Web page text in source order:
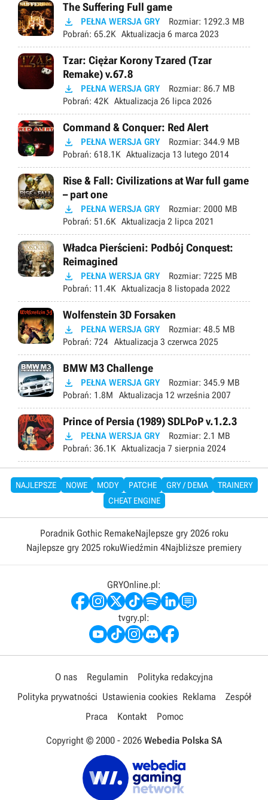
The Suffering Full game
 PEŁNA WERSJA GRY Rozmiar: 1292.3 MB
Pobrań: 65.2K Aktualizacja 6 marca 2023
Tzar: Ciężar Korony Tzared (Tzar
Remake) v.67.8
 PEŁNA WERSJA GRY Rozmiar: 86.7 MB
Pobrań: 42K Aktualizacja 26 lipca 2026
Command & Conquer: Red Alert
 PEŁNA WERSJA GRY Rozmiar: 344.9 MB
Pobrań: 618.1K Aktualizacja 13 lutego 2014
Rise & Fall: Civilizations at War full game
– part one
 PEŁNA WERSJA GRY Rozmiar: 2000 MB
Pobrań: 51.6K Aktualizacja 2 lipca 2021
Władca Pierścieni: Podbój Conquest:
Reimagined
 PEŁNA WERSJA GRY Rozmiar: 7225 MB
Pobrań: 11.4K Aktualizacja 8 listopada 2022
Wolfenstein 3D Forsaken
 PEŁNA WERSJA GRY Rozmiar: 48.5 MB
Pobrań: 724 Aktualizacja 3 czerwca 2025
BMW M3 Challenge
 PEŁNA WERSJA GRY Rozmiar: 345.9 MB
Pobrań: 1.8M Aktualizacja 12 września 2007
Prince of Persia (1989) SDLPoP v.1.2.3
 PEŁNA WERSJA GRY Rozmiar: 2.1 MB
Pobrań: 36.1K Aktualizacja 7 sierpnia 2024
NAJLEPSZE NOWE MODY PATCHE GRY / DEMA
TRAINERY
CHEAT ENGINE
Poradnik Gothic RemakeNajlepsze gry 2026 roku
Najlepsze gry 2025 rokuWiedźmin 4Najbliższe premiery
GRYOnline.pl:
tvgry.pl:
O nas Regulamin
Polityka redakcyjna
Polityka prywatności Ustawienia cookies Reklama
Zespół
Praca
Kontakt Pomoc
Copyright © 2000 - 2026 Webedia Polska SA